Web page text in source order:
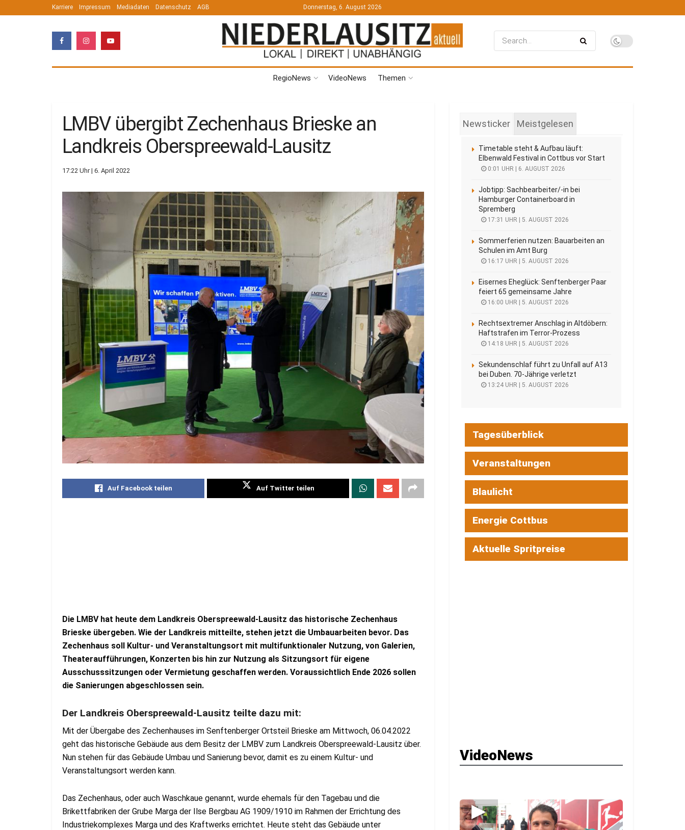
Karriere Impressum Mediadaten Datenschutz AGB Donnerstag, 6. August 2026
RegioNews VideoNews Themen
LMBV übergibt Zechenhaus Brieske an
Landkreis Oberspreewald-Lausitz
17:22 Uhr | 6. April 2022
Auf Facebook teilen Auf Twitter teilen
Die LMBV hat heute dem Landkreis Oberspreewald-Lausitz das historische Zechenhaus
Brieske übergeben. Wie der Landkreis mitteilte, stehen jetzt die Umbauarbeiten bevor. Das
Zechenhaus soll Kultur- und Veranstaltungsort mit multifunktionaler Nutzung, von Galerien,
Theateraufführungen, Konzerten bis hin zur Nutzung als Sitzungsort für eigene
Ausschusssitzungen oder Vermietung geschaffen werden. Voraussichtlich Ende 2026 sollen
die Sanierungen abgeschlossen sein.
Der Landkreis Oberspreewald-Lausitz teilte dazu mit:
Mit der Übergabe des Zechenhauses im Senftenberger Ortsteil Brieske am Mittwoch, 06.04.2022
geht das historische Gebäude aus dem Besitz der LMBV zum Landkreis Oberspreewald-Lausitz über.
Nun stehen für das Gebäude Umbau und Sanierung bevor, damit es zu einem Kultur- und
Veranstaltungsort werden kann.
Das Zechenhaus, oder auch Waschkaue genannt, wurde ehemals für den Tagebau und die
Brikettfabriken der Grube Marga der Ilse Bergbau AG 1909/1910 im Rahmen der Errichtung des
Industriekomplexes Marga und des Kraftwerks errichtet. Heute steht das Gebäude unter
Newsticker Meistgelesen
Timetable steht & Aufbau läuft:
Elbenwald Festival in Cottbus vor Start
0:01 UHR | 6. AUGUST 2026
Jobtipp: Sachbearbeiter/-in bei
Hamburger Containerboard in
Spremberg
17:31 UHR | 5. AUGUST 2026
Sommerferien nutzen: Bauarbeiten an
Schulen im Amt Burg
16:17 UHR | 5. AUGUST 2026
Eisernes Eheglück: Senftenberger Paar
feiert 65 gemeinsame Jahre
16:00 UHR | 5. AUGUST 2026
Rechtsextremer Anschlag in Altdöbern:
Haftstrafen im Terror-Prozess
14:18 UHR | 5. AUGUST 2026
Sekundenschlaf führt zu Unfall auf A13
bei Duben. 70-Jährige verletzt
13:24 UHR | 5. AUGUST 2026
Tagesüberblick
Veranstaltungen
Blaulicht
Energie Cottbus
Aktuelle Spritpreise
VideoNews
▶